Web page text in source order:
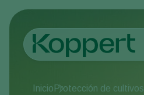
Inicio Protección de cultivos